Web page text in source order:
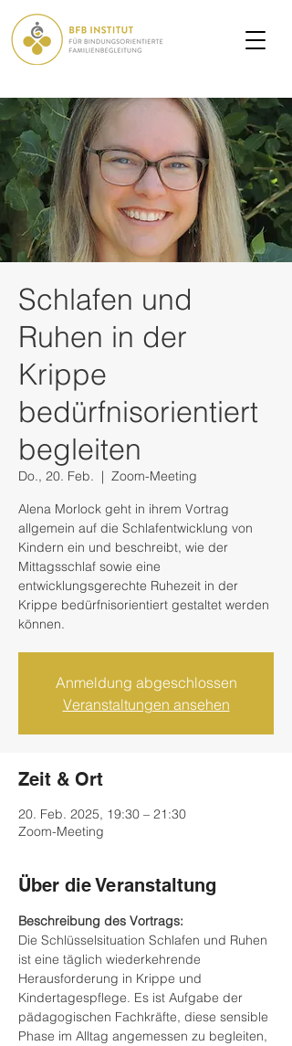
Schlafen und
Ruhen in der
Krippe
bedürfnisorientiert
begleiten
Do., 20. Feb.
  |
Zoom-Meeting
Alena Morlock geht in ihrem Vortrag
allgemein auf die Schlafentwicklung von
Kindern ein und beschreibt, wie der
Mittagsschlaf sowie eine
entwicklungsgerechte Ruhezeit in der
Krippe bedürfnisorientiert gestaltet werden
können.
Anmeldung abgeschlossen
Veranstaltungen ansehen
Zeit & Ort
20. Feb. 2025, 19:30 – 21:30
Zoom-Meeting
Über die Veranstaltung
Beschreibung des Vortrags:
Die Schlüsselsituation Schlafen und Ruhen
ist eine täglich wiederkehrende
Herausforderung in Krippe und
Kindertagespflege. Es ist Aufgabe der
pädagogischen Fachkräfte, diese sensible
Phase im Alltag angemessen zu begleiten,